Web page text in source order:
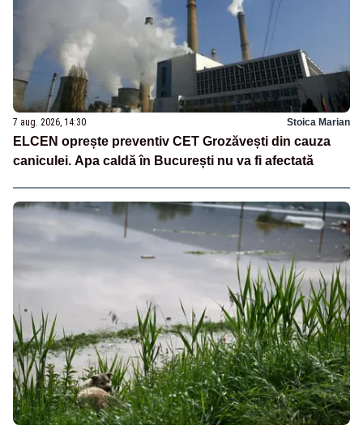
7 aug. 2026, 14:30 Stoica Marian
ELCEN oprește preventiv CET Grozăvești din cauza
caniculei. Apa caldă în București nu va fi afectată